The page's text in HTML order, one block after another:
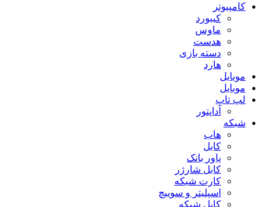
کامپیوتر
کیبورد
ماوس
هدست
دسته بازی
هارد
موبایل
موبایل
لپ تاپ
آداپتور
شبکه
هاب
کابل
پاور بانک
کابل شارژر
کارت شبکه
اسپلیتر و سوییچ
کابل شبکه